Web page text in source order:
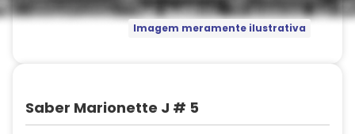
Imagem meramente ilustrativa
Saber Marionette J # 5